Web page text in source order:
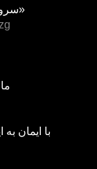
سرود «بگذار آب حیات تو جاری شود»
با ایمان